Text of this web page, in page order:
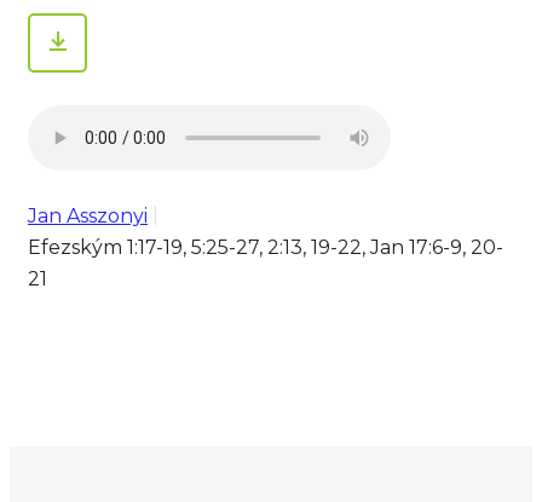
Jan Asszonyi
Efezským 1:17-19, 5:25-27, 2:13, 19-22, Jan 17:6-9, 20-
21